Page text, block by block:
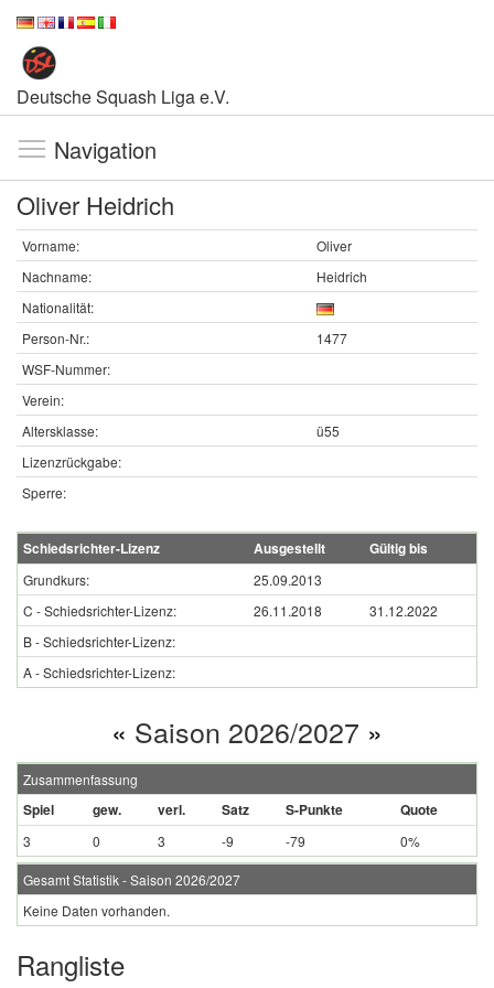
Deutsche Squash Liga e.V.
Navigation
Oliver Heidrich
Vorname:
Oliver
Nachname:
Heidrich
Nationalität:
Person-Nr.:
1477
WSF-Nummer:
Verein:
Altersklasse:
ü55
Lizenzrückgabe:
Sperre:
Schiedsrichter-Lizenz Ausgestellt Gültig bis
Grundkurs:
25.09.2013
C - Schiedsrichter-Lizenz:
26.11.2018
31.12.2022
B - Schiedsrichter-Lizenz:
A - Schiedsrichter-Lizenz:
« Saison 2026/2027 »
Zusammenfassung
Spiel gew. verl. Satz S-Punkte Quote
3 0 3 -9 -79 0%
Gesamt Statistik - Saison 2026/2027
Keine Daten vorhanden.
Rangliste